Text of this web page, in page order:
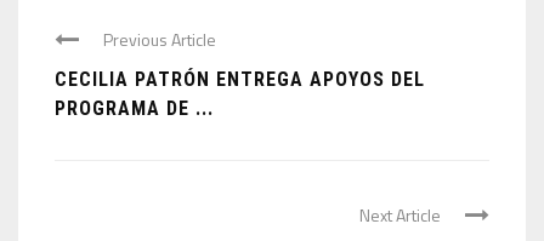
Previous Article
CECILIA PATRÓN ENTREGA APOYOS DEL
PROGRAMA DE ...
Next Article